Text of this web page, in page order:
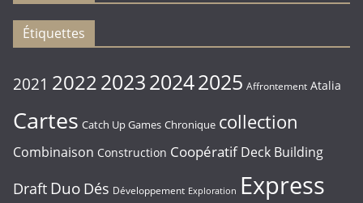
👉
Feya’s
👉
Puerto
1897
Spécial
Édition
Sanctuary
(Express)
👉
👉
Amarok
Trois
infos
la
une
:
Semaine
–
(📅)
Les
du
Vendredi
30/01/2026
(Infos)
–
d’Or
2026
–
Les
👉
Star
Academy
👉
Le
Blanc
Duel
(📅)
Les
du
Vendredi
16/01/2026
Rebirth
Étiquettes
2021 2022202320242025 Affrontement Atalia
Cartes Catch Up Games Chronique collection
Combinaison Construction Coopératif Deck Building
Draft Duo Dés Développement Exploration Express